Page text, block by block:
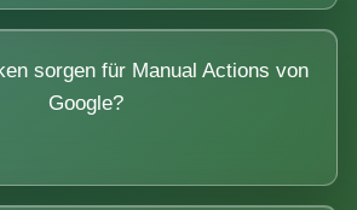
sorgen für Manual Actions von
Google?